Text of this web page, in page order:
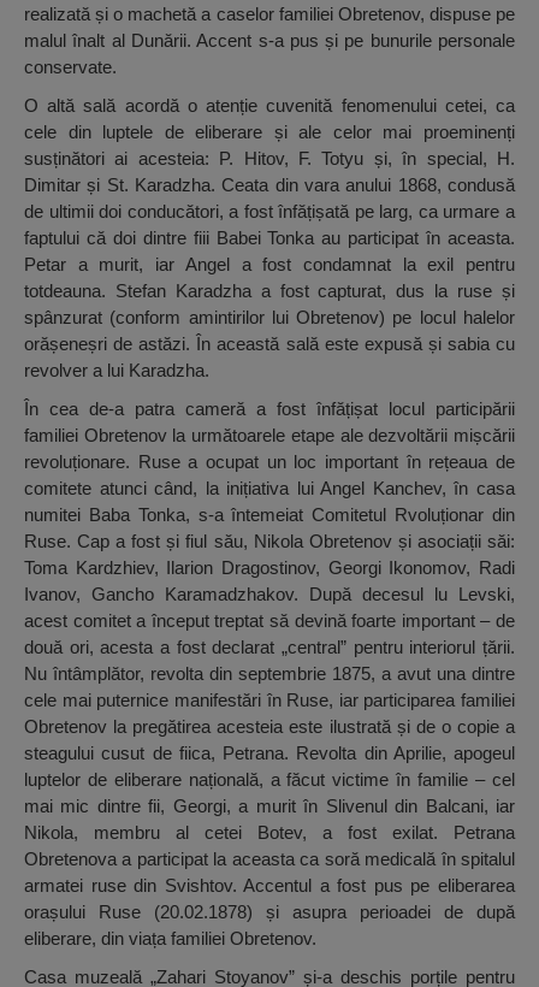
realizată și o machetă a caselor familiei Obretenov, dispuse pe
malul înalt al Dunării. Accent s-a pus și pe bunurile personale
conservate.
O altă sală acordă o atenție cuvenită fenomenului cetei, ca
cele din luptele de eliberare și ale celor mai proeminenți
susținători ai acesteia: P. Hitov, F. Totyu și, în special, H.
Dimitar și St. Karadzha. Ceata din vara anului 1868, condusă
de ultimii doi conducători, a fost înfățișată pe larg, ca urmare a
faptului că doi dintre fiii Babei Tonka au participat în aceasta.
Petar a murit, iar Angel a fost condamnat la exil pentru
totdeauna. Stefan Karadzha a fost capturat, dus la ruse și
spânzurat (conform amintirilor lui Obretenov) pe locul halelor
orășeneșri de astăzi. În această sală este expusă și sabia cu
revolver a lui Karadzha.
În cea de-a patra cameră a fost înfățișat locul participării
familiei Obretenov la următoarele etape ale dezvoltării mișcării
revoluționare. Ruse a ocupat un loc important în rețeaua de
comitete atunci când, la inițiativa lui Angel Kanchev, în casa
numitei Baba Tonka, s-a întemeiat Comitetul Rvoluționar din
Ruse. Cap a fost și fiul său, Nikola Obretenov și asociații săi:
Toma Kardzhiev, Ilarion Dragostinov, Georgi Ikonomov, Radi
Ivanov, Gancho Karamadzhakov. După decesul lu Levski,
acest comitet a început treptat să devină foarte important – de
două ori, acesta a fost declarat „central” pentru interiorul țării.
Nu întâmplător, revolta din septembrie 1875, a avut una dintre
cele mai puternice manifestări în Ruse, iar participarea familiei
Obretenov la pregătirea acesteia este ilustrată și de o copie a
steagului cusut de fiica, Petrana. Revolta din Aprilie, apogeul
luptelor de eliberare națională, a făcut victime în familie – cel
mai mic dintre fii, Georgi, a murit în Slivenul din Balcani, iar
Nikola, membru al cetei Botev, a fost exilat. Petrana
Obretenova a participat la aceasta ca soră medicală în spitalul
armatei ruse din Svishtov. Accentul a fost pus pe eliberarea
orașului Ruse (20.02.1878) și asupra perioadei de după
eliberare, din viața familiei Obretenov.
Casa muzeală „Zahari Stoyanov” și-a deschis porțile pentru